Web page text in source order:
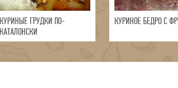
КУРИНЫЕ ГРУДКИ ПО-
КАТАЛОНСКИ
КУРИНОЕ БЕДРО С